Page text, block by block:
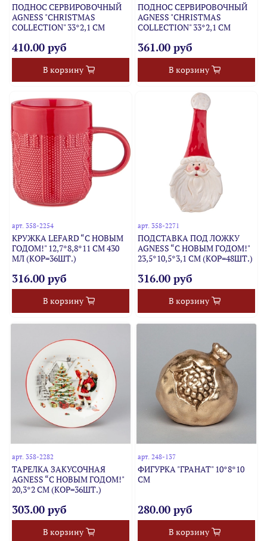
ПОДНОС СЕРВИРОВОЧНЫЙ
AGNESS "CHRISTMAS
COLLECTION" 33*2,1 СМ
410.00 руб
В корзину
ПОДНОС СЕРВИРОВОЧНЫЙ
AGNESS "CHRISTMAS
COLLECTION" 33*2,1 СМ
361.00 руб
В корзину
арт.358-2254
КРУЖКА LEFARD “С НОВЫМ
ГОДОМ!" 12,7*8,8*11 СМ 430
МЛ (КОР=36ШТ.)
316.00 руб
В корзину
арт. 358-2271
ПОДСТАВКА ПОД ЛОЖКУ
AGNESS “С НОВЫМ ГОДОМ!"
23,5*10,5*3,1 СМ (КОР=48ШТ.)
316.00 руб
В корзину
арт.358-2282
ТАРЕЛКА ЗАКУСОЧНАЯ
AGNESS “С НОВЫМ ГОДОМ!"
20,3*2 СМ (КОР=36ШТ.)
303.00 руб
В корзину
арт. 248-137
ФИГУРКА "ГРАНАТ" 10*8*10
СМ
280.00 руб
В корзину